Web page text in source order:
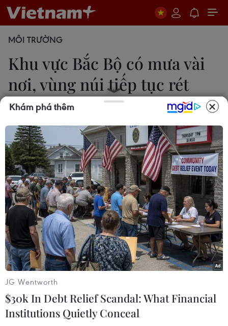
MÔI TRƯỜNG
Khu vực Bắc Bộ có mưa vài
nơi, vùng núi tiếp tục rét
đậm
Diệu Thúy
14/02/2022 23:21
Trong ngày 15/2, Bắc Bộ có mưa vài nơi, trời rét,
vùng núi rét đậm, riêng riêng khu Tây Bắc nhiệt độ
cao nhất từ 24-27 độ C trong khi tại Hà Nội, nhiệt
độ thấp nhất 15-17 độ C; cao nhất 18-20 độ C.
Khám phá thêm
JG Wentworth
$30k In Debt Relief Scandal: What Financial
Institutions Quietly Conceal